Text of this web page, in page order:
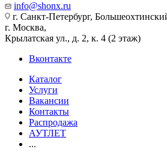
info@shonx.ru
г. Санкт-Петербург,
г. Москва,
Крылатская ул., д. 2, к. 4 (2 этаж)
Вконтакте
Каталог
Услуги
Вакансии
Контакты
Распродажа
АУТЛЕТ
...